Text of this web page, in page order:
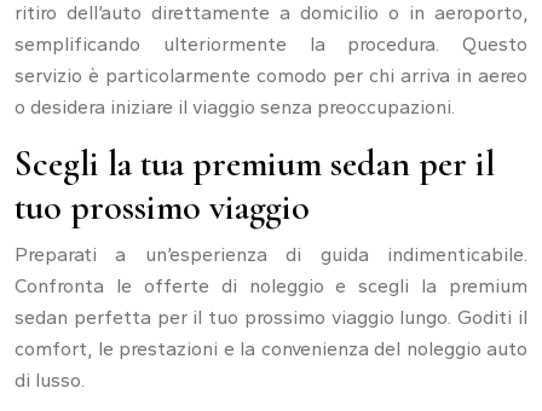
ritiro dell’auto direttamente a domicilio o in aeroporto,
semplificando ulteriormente la procedura. Questo
servizio è particolarmente comodo per chi arriva in aereo
o desidera iniziare il viaggio senza preoccupazioni.
Scegli la tua premium sedan per il
tuo prossimo viaggio
Preparati a un’esperienza di guida indimenticabile.
Confronta le offerte di noleggio e scegli la premium
sedan perfetta per il tuo prossimo viaggio lungo. Goditi il
comfort, le prestazioni e la convenienza del noleggio auto
di lusso.